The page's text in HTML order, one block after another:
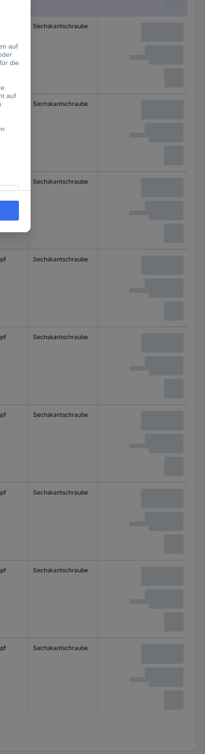
Sechskantschraube
Sechskantschraube
Sechskantschraube
Sechskantschraube
Sechskantschraube
Sechskantschraube
Sechskantschraube
Sechskantschraube
Sechskantschraube